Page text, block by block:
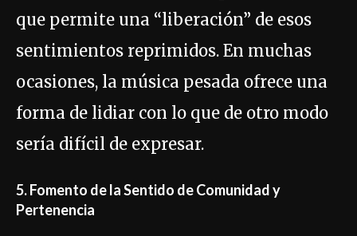
que permite una “liberación” de esos
sentimientos reprimidos. En muchas
ocasiones, la música pesada ofrece una
forma de lidiar con lo que de otro modo
sería difícil de expresar.
5. Fomento de la Sentido de Comunidad y
Pertenencia